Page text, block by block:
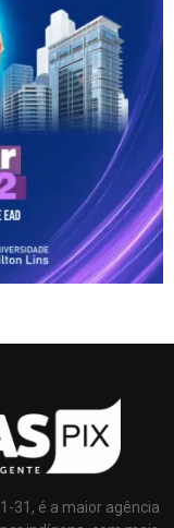
31, é a maior agência